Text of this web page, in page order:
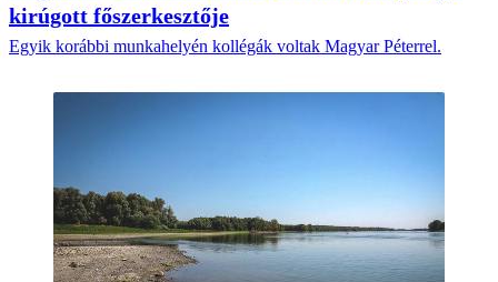
kirúgott főszerkesztője
Egyik korábbi munkahelyén kollégák voltak Magyar Péterrel.